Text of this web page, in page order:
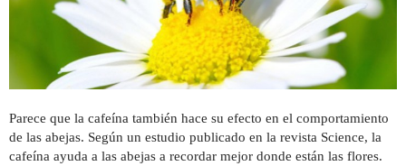
Parece que la cafeína también hace su efecto en el comportamiento
de las abejas. Según un estudio publicado en la revista Science, la
cafeína ayuda a las abejas a recordar mejor donde están las flores.